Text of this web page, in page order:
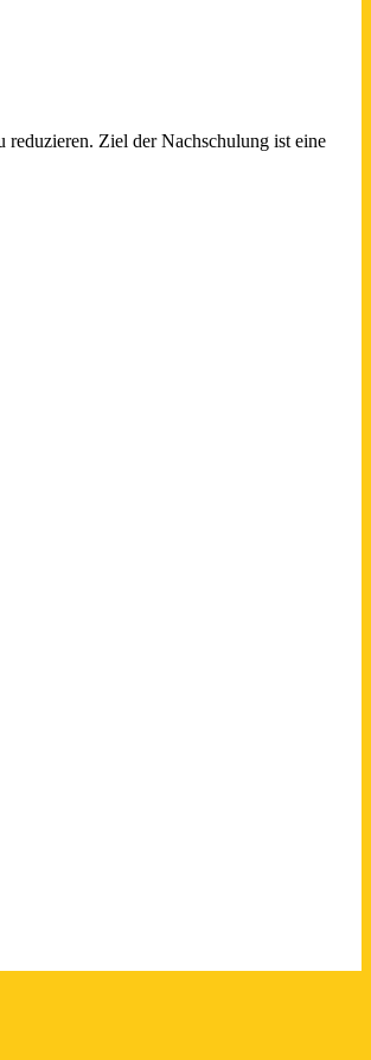
Ziel der Nachschulung ist eine